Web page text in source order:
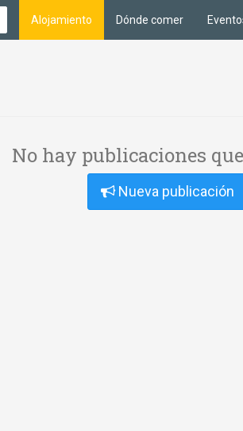
Alojamiento Dónde comer
No hay publicaciones
Nueva publicación